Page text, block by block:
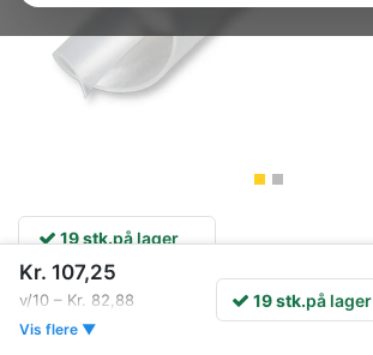
19 stk.på lager
Spiralflex 12-35mm, gennemsigtig
Kr. 107,25
v/10 – Kr. 82,88
Vis flere ▼
19 stk.på lager